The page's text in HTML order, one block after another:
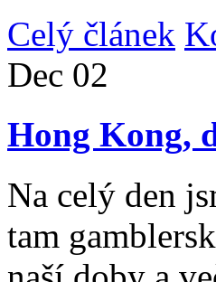
Celý článek
Dec 02
Hong Kong,
Na celý den
tam